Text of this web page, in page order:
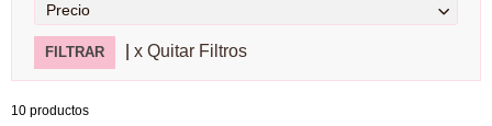
Precio
x Quitar Filtros
10 productos